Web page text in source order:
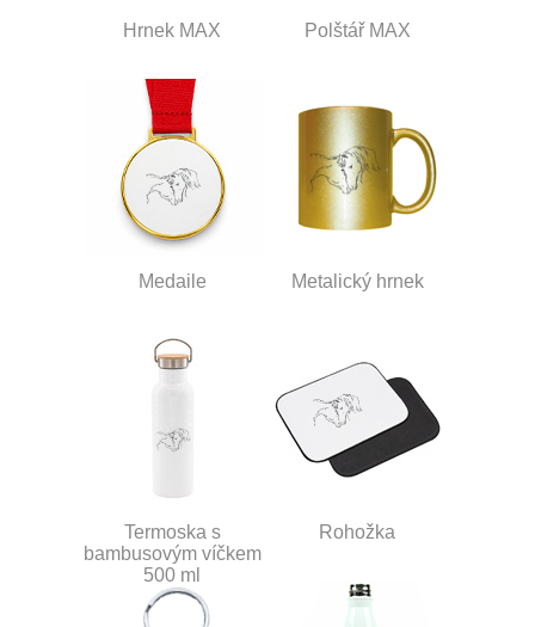
Hrnek MAX Polštář MAX
Medaile Metalický hrnek
Termoska s
bambusovým víčkem
500 ml
Rohožka